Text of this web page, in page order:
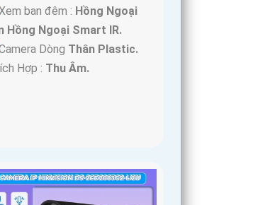
ban đêm : Hồng Ngoại
Hồng Ngoại Smart IR.
Dòng Thân Plastic.
Hợp : Thu Âm.